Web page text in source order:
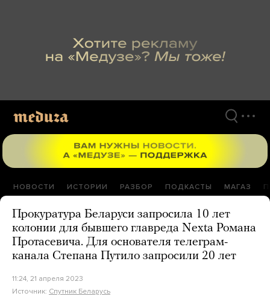
НОВОСТИ ИСТОРИИ РАЗБОР ПОДКАСТЫ МАГАЗ
Прокуратура Беларуси запросила 10 лет
колонии для бывшего главреда Nexta Романа
Протасевича. Для основателя телеграм-
канала Степана Путило запросили 20 лет
11:24, 21 апреля 2023
Источник: Спутник Беларусь